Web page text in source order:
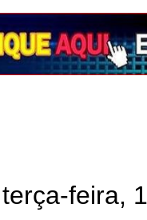
terça-feira,